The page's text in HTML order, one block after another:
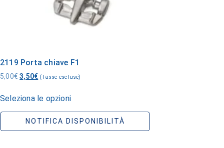
2119 Porta chiave F1
5,00€ 3,50€ (Tasse escluse)
Seleziona le opzioni
NOTIFICA DISPONIBILITÀ